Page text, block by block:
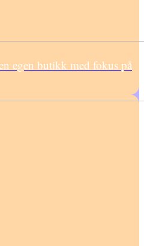
egen butikk med fokus på